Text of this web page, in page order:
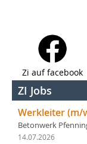
Zi auf facebook
ZI Jobs
Werkleiter (m/
Betonwerk
14.07.2026